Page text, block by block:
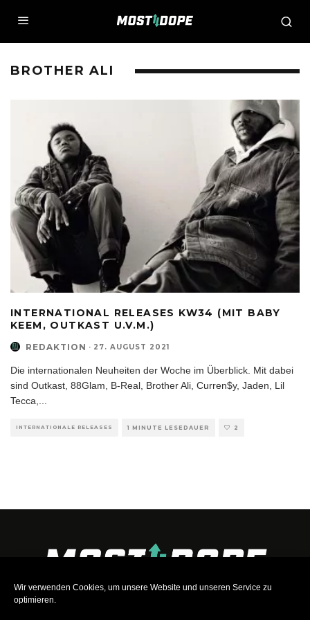
Wir verwenden Cookies, um unsere Website und unseren Service zu
optimieren.
BROTHER ALI
INTERNATIONAL RELEASES KW34 (MIT BABY
KEEM, OUTKAST U.V.M.)
REDAKTION · 27. AUGUST 2021
Die internationalen Neuheiten der Woche im Überblick. Mit dabei
sind Outkast, 88Glam, B-Real, Brother Ali, Curren$y, Jaden, Lil
Tecca,
INTERNATIONALE RELEASES 1 MINUTE LESEDAUER 2